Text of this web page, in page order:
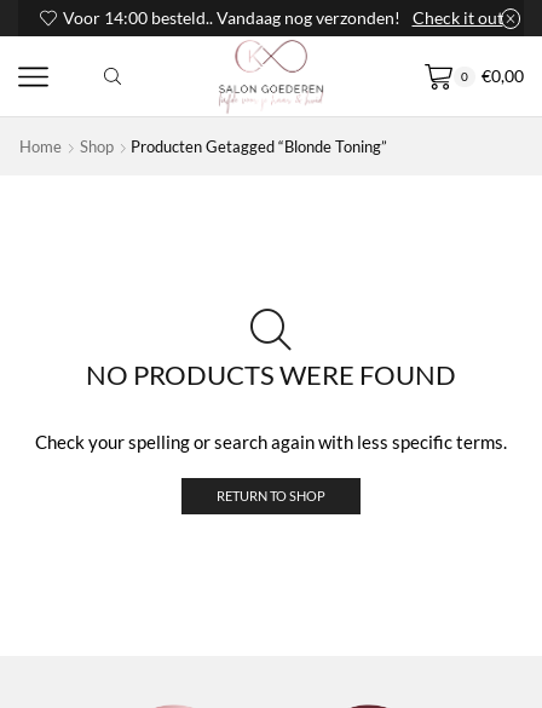
Voor 14:00 besteld.. Vandaag nog verzonden! Check it out
0 €0,00
Home Shop Producten Getagged “Blonde Toning”
NO PRODUCTS WERE FOUND
Check your spelling or search again with less specific terms.
RETURN TO SHOP